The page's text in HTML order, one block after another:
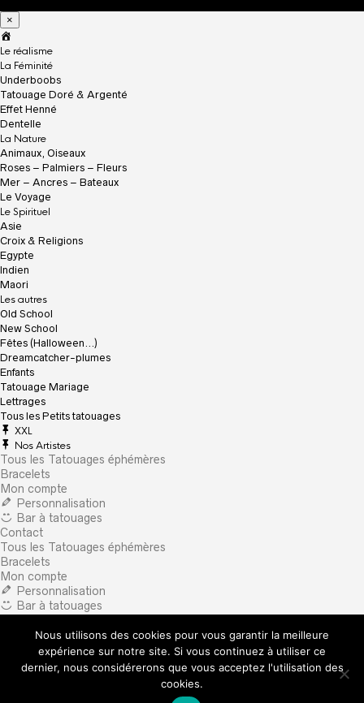
×
c
c
u
e
i
l
Le réalisme
La Féminité
Underboobs
Tatouage Doré & Argenté
Effet Henné
Dentelle
La Nature
Animaux, Oiseaux
Roses – Palmiers – Fleurs
Mer – Ancres – Bateaux
Le Voyage
Le Spirituel
Asie
Croix & Religions
Egypte
Indien
Maori
Les autres
Old School
New School
Fêtes (Halloween…)
Dreamcatcher-plumes
Enfants
Tatouage Mariage
Lettrages
Tous les Petits tatouages
XXL
Nos Artistes
Tous les Tatouages éphémères
Bracelets
Mon compte
Personnalisation
Bar à tatouages
Contact
Tous les Tatouages éphémères
Bracelets
Mon compte
Personnalisation
Bar à tatouages
What are you looking for?
Nous utilisons des cookies pour vous garantir la meilleure
expérience sur notre site. Si vous continuez à utiliser ce
dernier, nous considérerons que vous acceptez l'utilisation des
cookies.